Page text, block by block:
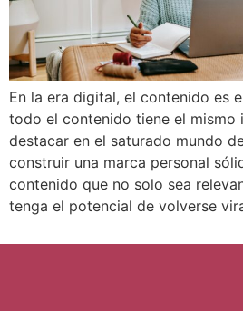
En la era digital, el contenido es
todo el contenido tiene el mismo
destacar en el saturado mundo
construir una marca personal
contenido que no solo sea
tenga el potencial de volverse